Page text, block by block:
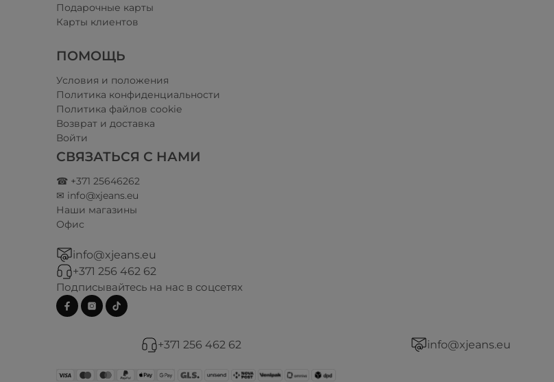
Подарочные карты
Карты клиентов
ПОМОЩЬ
Условия и положения​
Политика конфиденциальности
Политика файлов cookie
Возврат и доставка
Войти
СВЯЗАТЬСЯ С НАМИ
☎ +371 25646262
✉ info@xjeans.eu
Наши магазины
Офис
info@xjeans.eu
+371 256 462 62
Подписывайтесь на нас в соцсетях
+371 256 462 62 info@xjeans.eu